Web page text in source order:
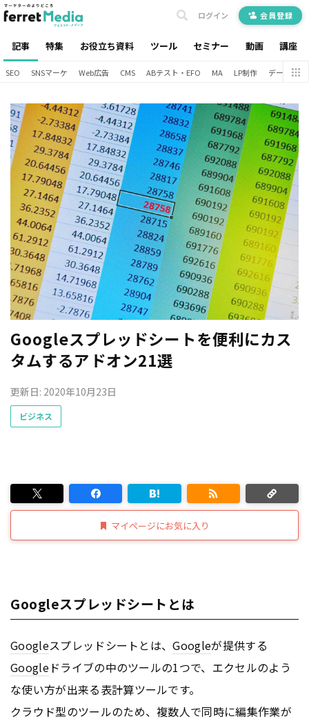
記事 特集 お役立ち資料 ツール セミナー 動画 講座
ログイン 会員登録
SEO SNSマーケ Web広告 CMS ABテスト・EFO MA LP制作 データ分析
Googleスプレッドシートを便利にカス
タムするアドオン21選
更新日: 2020年10月23日
ビジネス
マイページにお気に入り
Googleスプレッドシートとは
Googleスプレッドシートとは、Googleが提供する
Googleドライブの中のツールの1つで、エクセルのよう
な使い方が出来る表計算ツールです。
クラウド型のツールのため、複数人で同時に編集作業が